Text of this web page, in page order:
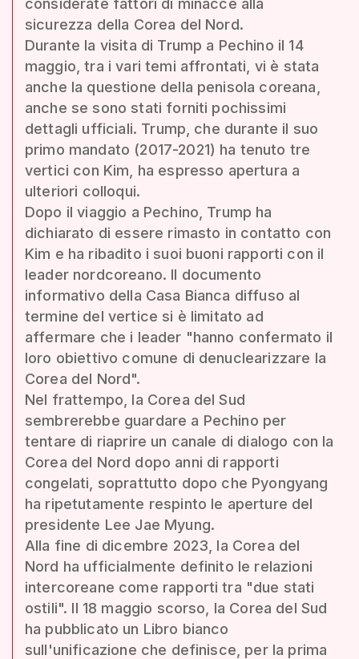
considerate fattori di minacce alla
sicurezza della Corea del Nord.
Durante la visita di Trump a Pechino il 14
maggio, tra i vari temi affrontati, vi è stata
anche la questione della penisola coreana,
anche se sono stati forniti pochissimi
dettagli ufficiali. Trump, che durante il suo
primo mandato (2017-2021) ha tenuto tre
vertici con Kim, ha espresso apertura a
ulteriori colloqui.
Dopo il viaggio a Pechino, Trump ha
dichiarato di essere rimasto in contatto con
Kim e ha ribadito i suoi buoni rapporti con il
leader nordcoreano. Il documento
informativo della Casa Bianca diffuso al
termine del vertice si è limitato ad
affermare che i leader "hanno confermato il
loro obiettivo comune di denuclearizzare la
Corea del Nord".
Nel frattempo, la Corea del Sud
sembrerebbe guardare a Pechino per
tentare di riaprire un canale di dialogo con la
Corea del Nord dopo anni di rapporti
congelati, soprattutto dopo che Pyongyang
ha ripetutamente respinto le aperture del
presidente Lee Jae Myung.
Alla fine di dicembre 2023, la Corea del
Nord ha ufficialmente definito le relazioni
intercoreane come rapporti tra "due stati
ostili". Il 18 maggio scorso, la Corea del Sud
ha pubblicato un Libro bianco
sull'unificazione che definisce, per la prima